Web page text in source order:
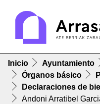
Inicio Ayuntamiento
Órganos básico
Declaraciones de
Andoni Arratibel